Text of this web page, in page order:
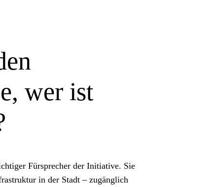
wer ist
Fürsprecher der Initiative. Sie
in der Stadt – zugänglich